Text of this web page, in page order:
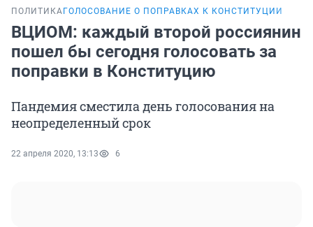
ПОЛИТИКА ГОЛОСОВАНИЕ О ПОПРАВКАХ К КОНСТИТУЦИИ
ВЦИОМ: каждый второй россиянин
пошел бы сегодня голосовать за
поправки в Конституцию
Пандемия сместила день голосования на
неопределенный срок
22 апреля 2020, 13:13 6